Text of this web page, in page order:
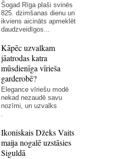
Šogad Rīga plaši svinēs
825. dzimšanas dienu un
ikviens aicināts apmeklēt
daudzveidīgos...
Kāpēc uzvalkam
jāatrodas katra
mūsdienīga vīrieša
garderobē?
Elegance vīriešu modē
nekad nezaudē savu
nozīmi, un uzvalks
Ikoniskais Džeks Vaits
maija nogalē uzstāsies
Siguldā